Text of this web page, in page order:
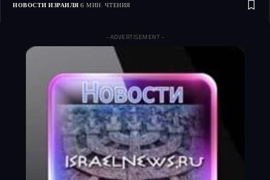
НОВОСТИ ИЗРАИЛЯ 6 МИН. ЧТЕНИЯ
- ADVERTISEMENT -